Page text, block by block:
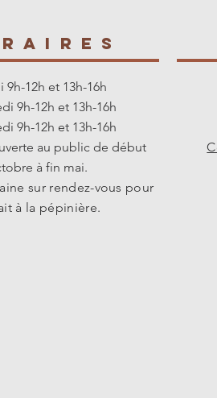
9h-12h et 13h-16h
9h-12h et 13h-16h
9h-12h et 13h-16h
au public de début
à fin mai.
sur rendez-vous pour
à la pépinière.